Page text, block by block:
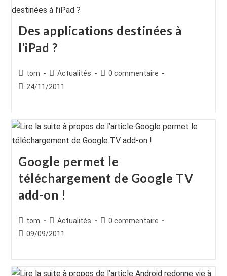
Des applications destinées à
l’iPad ?
Auteur/autrice
de
tom
Post
category:
Actualités
Commentaires
0 commentaire
Publication
24/11/2011
Google permet le
téléchargement de Google TV
add-on !
Auteur/autrice
de
tom
Post
category:
Actualités
Commentaires
0 commentaire
Publication
09/09/2011